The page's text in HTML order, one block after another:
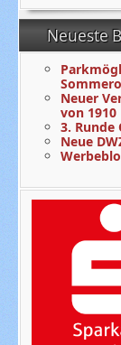
Neueste
Neuer
von 1910
3. Runde
Neue